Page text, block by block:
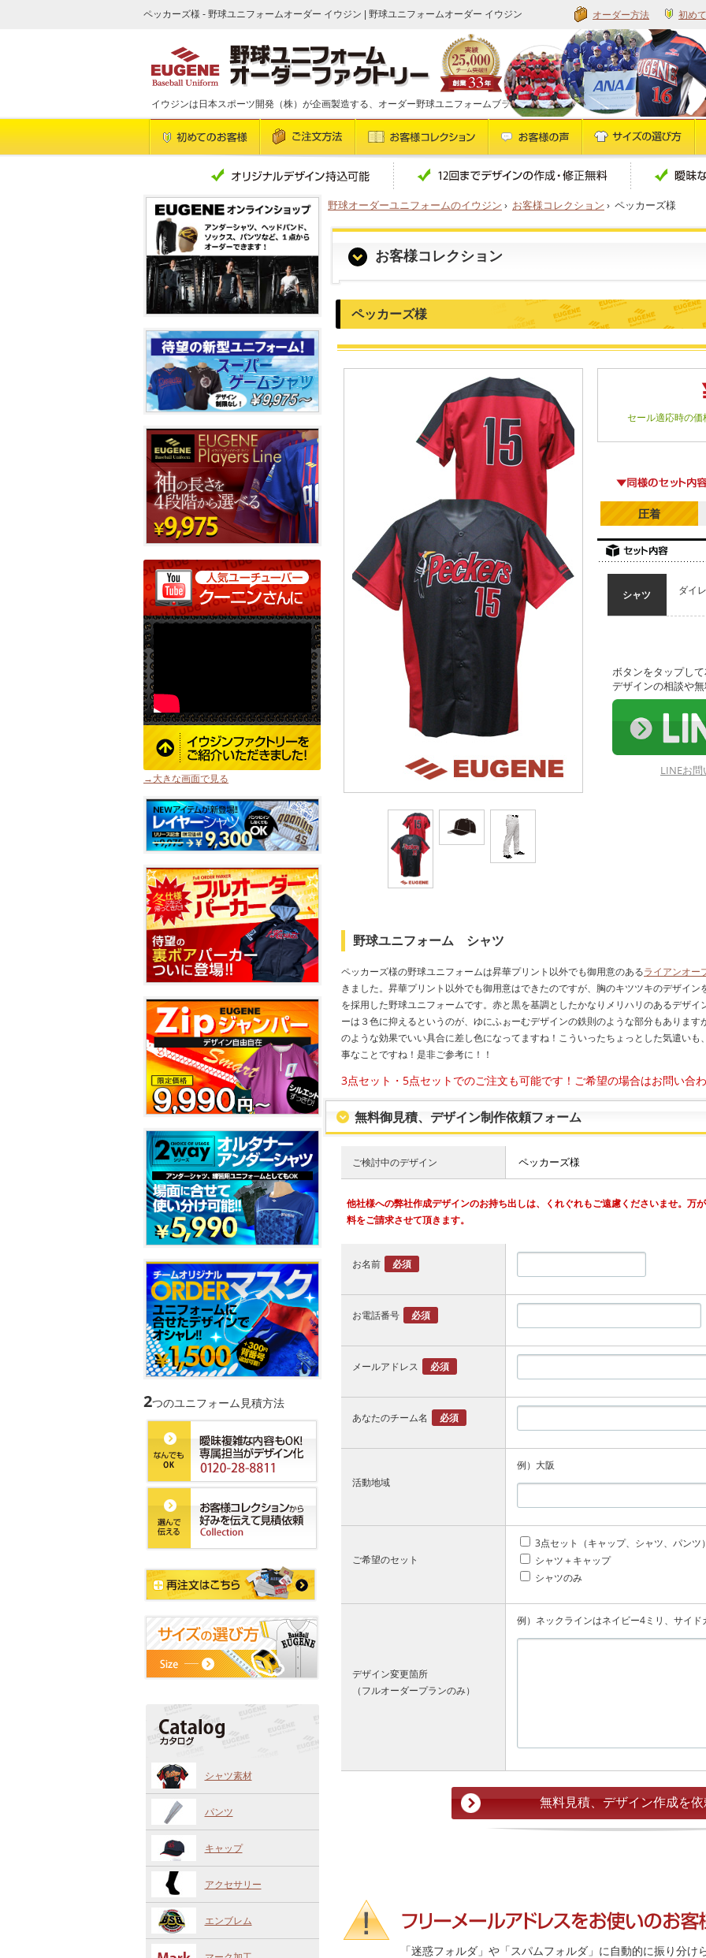
ペッカーズ様 - 野球ユニフォームオーダー イウジン | 野球ユニフォームオーダー イウジン 初め
オーダー方法
イウジンは日本スポーツ開発（株）が企画製造する、オーダー野球ユニフォームブランドです
野球オーダーユニフォームのイウジン › お客様コレクション › ペッカーズ様
お客様コレクション
ペッカーズ様
セール適応時の価
圧着
シャツ ダイ
ボタンをタップし
デザインの相談や無
LINEお
野球ユニフォーム シャツ
ペッカーズ様の野球ユニフォームは昇華プリント以外でも御用意のあるライアンオー
きました。昇華プリント以外でも御用意はできたのですが、胸のキツツキのデザイ
を採用した野球ユニフォームです。赤と黒を基調としたかなりメリハリのあるデザ
ーは３色に抑えるというのが、ゆにふぉーむデザインの鉄則のような部分もありま
のような効果でいい具合に差し色になってますね！こういったちょっとした気遣い
事なことですね！是非ご参考に！！
3点セット・5点セットでのご注文も可能です！ご希望の場合はお問い合
無料御見積、デザイン制作依頼フォーム
ご検討中のデザイン
他社様への弊社作成デザインのお持ち出しは、くれぐれもご遠慮くださいませ。万
料をご請求させて頂きます。
お名前 必須
お電話番号 必須
メールアドレス 必須
あなたのチーム名 必須
活動地域
例）大阪
ご希望のセット
3点セット（キャップ、シャツ、パンツ）
シャツ＋キャップ
シャツのみ
デザイン変更箇所
（フルオーダープランのみ）
例）ネックラインはネイビー4ミリ、サイ
「迷惑フォルダ」や「スパムフォルダ」に自動的に振り分け
→大きな画面で見る
2つのユニフォーム見積方法
シャツ素材
パンツ
キャップ
アクセサリー
エンブレム